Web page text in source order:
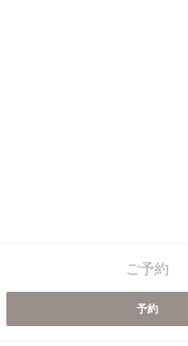
FORMULE - LE
ご予約
予約